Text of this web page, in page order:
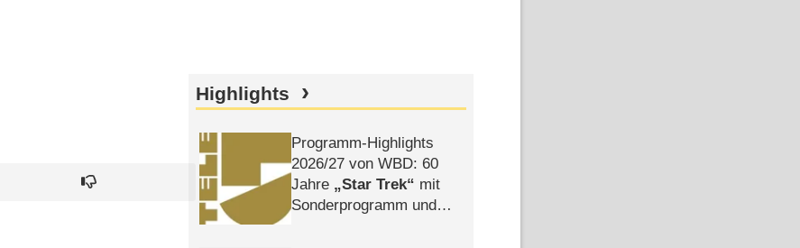
Highlights
Programm-Highlights
2026/​27 von WBD: 60
Jahre
Star Trek
mit
Sonderprogramm und